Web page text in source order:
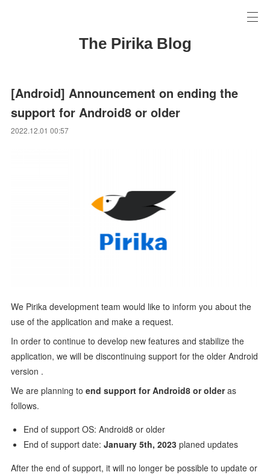
The Pirika Blog
[Android] Announcement on ending the
support for Android8 or older
2022.12.01 00:57
We Pirika development team would like to inform you about the
use of the application and make a request.
In order to continue to develop new features and stabilize the
application, we will be discontinuing support for the older Android
version .
We are planning toend support for Android8 or olderas
follows.
End of support OS: Android8 or older
End of support date:January 5th, 2023 planed updates
After the end of support, it will no longer be possible to update or